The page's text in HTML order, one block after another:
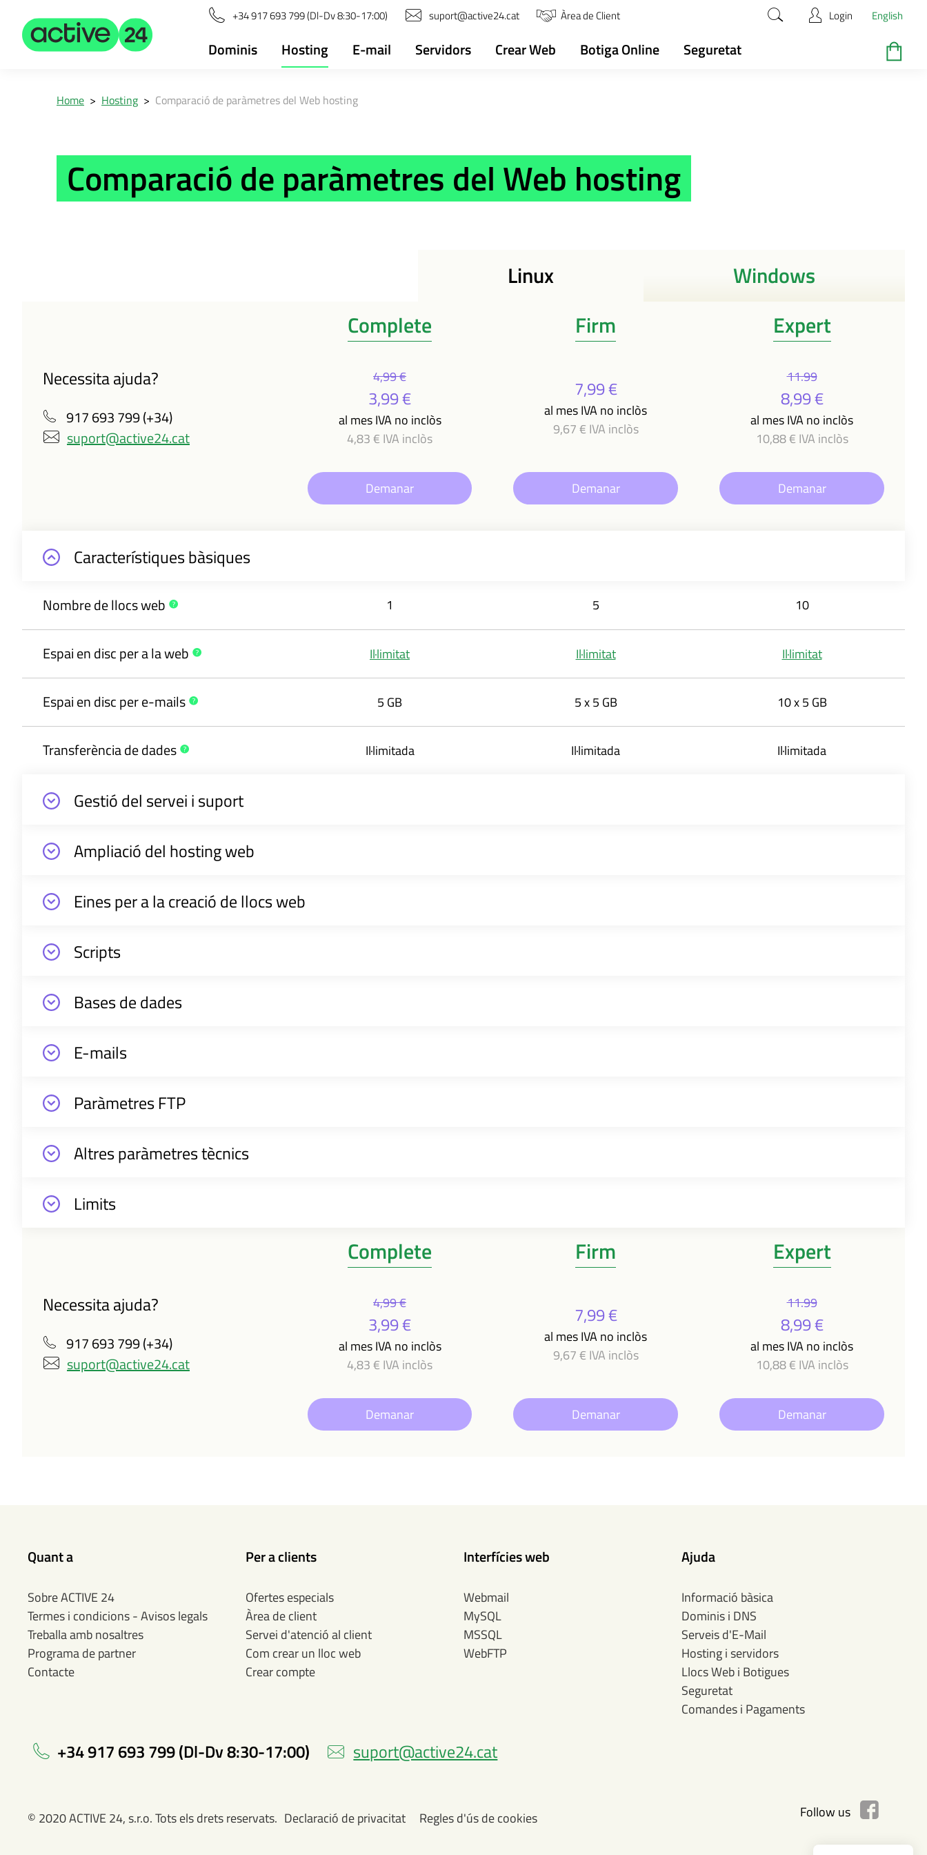
+34 917 693 799 (Dl-Dv 8:30-17:00) suport@active24.cat Àrea de Client Login English
Dominis Hosting E-mail Servidors Crear Web Botiga Online Seguretat
Home > Hosting > Comparació de paràmetres del Web hosting
Comparació de paràmetres del Web hosting
Linux
Windows
Complete
Firm Expert
Necessita ajuda?
917 693 799 (+34)
suport@active24.cat
4,99 €
3,99 €
al mes IVA no inclòs
4,83 € IVA inclòs
7,99 €
al mes IVA no inclòs
9,67 € IVA inclòs
11.99
8,99 €
al mes IVA no inclòs
10,88 € IVA inclòs
Demanar Demanar Demanar
Característiques bàsiques
Nombre de llocsweb 1 5 10
Espai en disc per a laweb Il·limitat Il·limitat Il·limitat
Espai en disc pere-mails 5 GB 5 x 5 GB 10 x 5 GB
Transferència dedades Il·limitada Il·limitada Il·limitada
Gestió del servei i suport
Ampliació del hosting web
Eines per a la creació de llocs web
Scripts
Bases de dades
E-mails
Paràmetres FTP
Altres paràmetres tècnics
Limits
Complete Firm Expert
Necessita ajuda?
917 693 799 (+34)
suport@active24.cat
4,99 €
3,99 €
al mes IVA no inclòs
4,83 € IVA inclòs
7,99 €
al mes IVA no inclòs
9,67 € IVA inclòs
11.99
8,99 €
al mes IVA no inclòs
10,88 € IVA inclòs
Demanar Demanar Demanar
Quant a
Sobre ACTIVE 24
Termes i condicions - Avisos legals
Treballa amb nosaltres
Programa de partner
Contacte
Per a clients
Ofertes especials
Àrea de client
Servei d'atenció al client
Com crear un lloc web
Crear compte
Interfícies web
Webmail
MySQL
MSSQL
WebFTP
Ajuda
Informació bàsica
Dominis i DNS
Serveis d'E-Mail
Hosting i servidors
Llocs Web i Botigues
Seguretat
Comandes i Pagaments
+34 917 693 799 (Dl-Dv 8:30-17:00) suport@active24.cat
Follow us
© 2020 ACTIVE 24, s.r.o. Tots els drets reservats. Declaració de privacitat Regles d'ús de cookies